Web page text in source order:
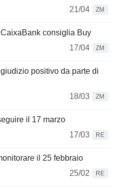
21/04 ZM
consiglia Buy
17/04
ZM
positivo da parte di
18/03
ZM
il 17 marzo
17/03
RE
il 25 febbraio
25/02
RE